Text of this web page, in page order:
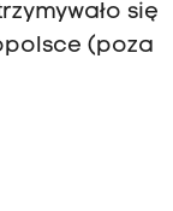
się
(poza